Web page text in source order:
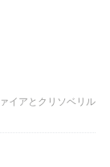
イアとクリソベリル